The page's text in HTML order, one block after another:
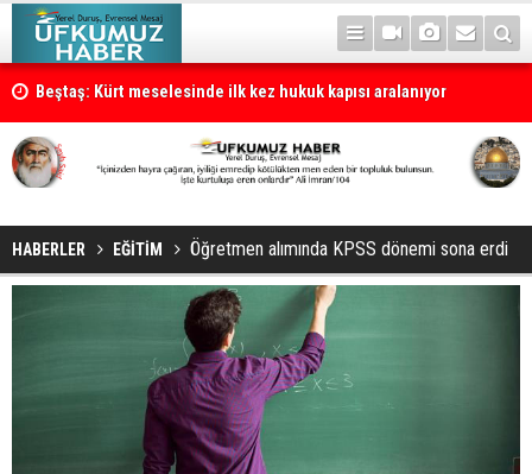
Beştaş: Kürt meselesinde ilk kez hukuk kapısı aralanıyor
HABERLER EĞİTİM Öğretmen alımında KPSS dönemi sona erdi